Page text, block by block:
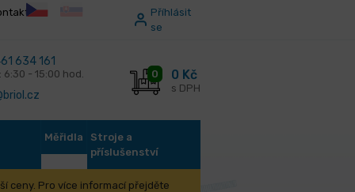
Příhlásit
se
634 161
6:30 - 15:00 hod. 0 0 Kč
s DPH
Měřidla
Stroje a
příslušenství
ceny. Pro více informací přejděte